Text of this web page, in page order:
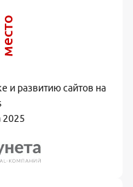
место
и развитию сайтов на
2025